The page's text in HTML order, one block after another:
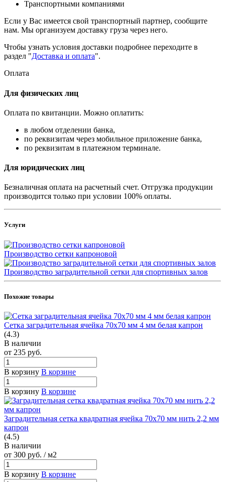
Транспортными компаниями
Если у Вас имеется свой транспортный партнер, сообщите
нам. Мы организуем доставку груза через него.
Чтобы узнать условия доставки подробнее переходите в
раздел "Доставка и оплата".
Оплата
Для физических лиц
Оплата по квитанции. Можно оплатить:
в любом отделении банка,
по реквизитам через мобильное приложение банка,
по реквизитам в платежном терминале.
Для юридических лиц
Безналичная оплата на расчетный счет. Отгрузка продукции
производится только при условии 100% оплаты.
Услуги
Производство сетки капроновой
Производство заградительной сетки для спортивных залов
Похожие товары
Сетка заградительная ячейка 70х70 мм 4 мм белая капрон
(4.3)
В наличии
от 235 руб.
В корзину В корзине
В корзину В корзине
Заградительная сетка квадратная ячейка 70х70 мм нить 2,2 мм
капрон
(4.5)
В наличии
от 300 руб. / м2
В корзину В корзине